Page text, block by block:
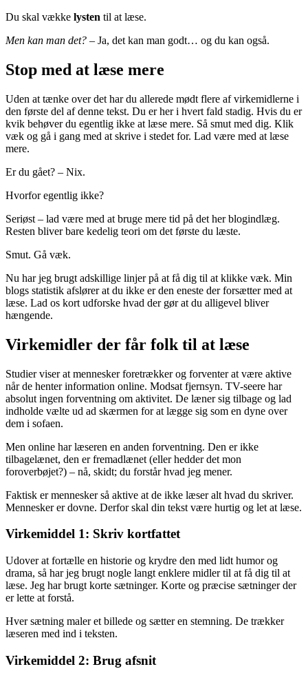
Du skal vække lysten til at læse.
Men kan man det? – Ja, det kan man godt… og du kan også.
Stop med at læse mere
Uden at tænke over det har du allerede mødt flere af virkemidlerne i
den første del af denne tekst. Du er her i hvert fald stadig. Hvis du er
kvik behøver du egentlig ikke at læse mere. Så smut med dig. Klik
væk og gå i gang med at skrive i stedet for. Lad være med at læse
mere.
Er du gået? – Nix.
Hvorfor egentlig ikke?
Seriøst – lad være med at bruge mere tid på det her blogindlæg.
Resten bliver bare kedelig teori om det første du læste.
Smut. Gå væk.
Nu har jeg brugt adskillige linjer på at få dig til at klikke væk. Min
blogs statistik afslører at du ikke er den eneste der forsætter med at
læse. Lad os kort udforske hvad der gør at du alligevel bliver
hængende.
Virkemidler der får folk til at læse
Studier viser at mennesker foretrækker og forventer at være aktive
når de henter information online. Modsat fjernsyn. TV-seere har
absolut ingen forventning om aktivitet. De læner sig tilbage og lad
indholde vælte ud ad skærmen for at lægge sig som en dyne over
dem i sofaen.
Men online har læseren en anden forventning. Den er ikke
tilbagelænet, den er fremadlænet (eller hedder det mon
foroverbøjet?) – nå, skidt; du forstår hvad jeg mener.
Faktisk er mennesker så aktive at de ikke læser alt hvad du skriver.
Mennesker er dovne. Derfor skal din tekst være hurtig og let at læse.
Virkemiddel 1: Skriv kortfattet
Udover at fortælle en historie og krydre den med lidt humor og
drama, så har jeg brugt nogle langt enklere midler til at få dig til at
læse. Jeg har brugt korte sætninger. Korte og præcise sætninger der
er lette at forstå.
Hver sætning maler et billede og sætter en stemning. De trækker
læseren med ind i teksten.
Virkemiddel 2: Brug afsnit